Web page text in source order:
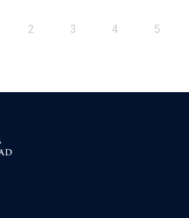
2 3 4 5